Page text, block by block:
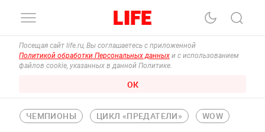
Посещая сайт life.ru, Вы соглашаетесь с приложенной
Политикой обработки Персональных данных и с использованием
файлов cookie, указанных в данной Политике.
ОК
ЧЕМПИОНЫ ЦИКЛ «ПРЕДАТЕЛИ» WOW